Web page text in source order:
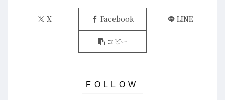
X Facebook LINE
コピー